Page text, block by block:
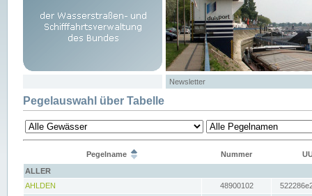
Newsletter
Pegelauswahl über Tabelle
Pegelname Nummer
ALLER
AHLDEN
48900102